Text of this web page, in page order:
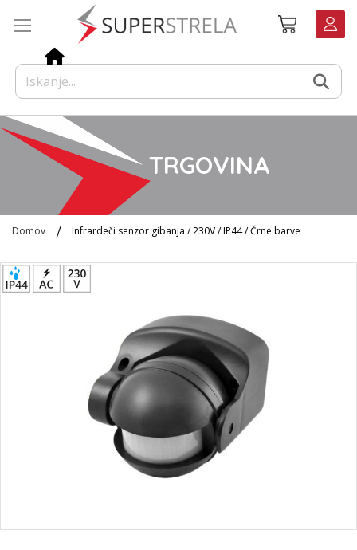
Košarica
TRGOVINA
Domov Infrardeči senzor gibanja / 230V / IP44 / Črne barve
Preskoči
na